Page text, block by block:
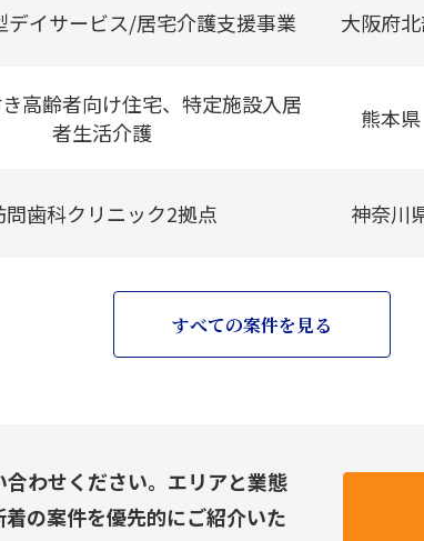
デイサービス/居宅介護支援事業 大阪府
高齢者向け住宅、特定施設入居
者生活介護
熊本県
問歯科クリニック2拠点 神奈川
すべての案件を見る
わせください。エリアと業態
の案件を優先的にご紹介いた